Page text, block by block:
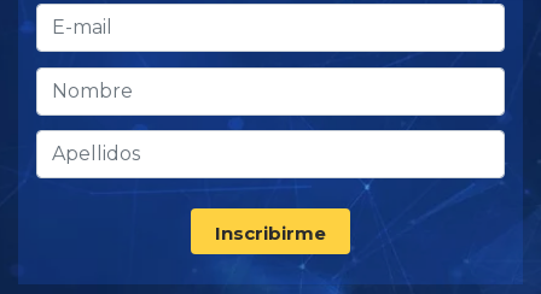
Inscribirme